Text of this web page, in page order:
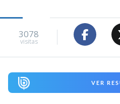
3078
visitas
VER